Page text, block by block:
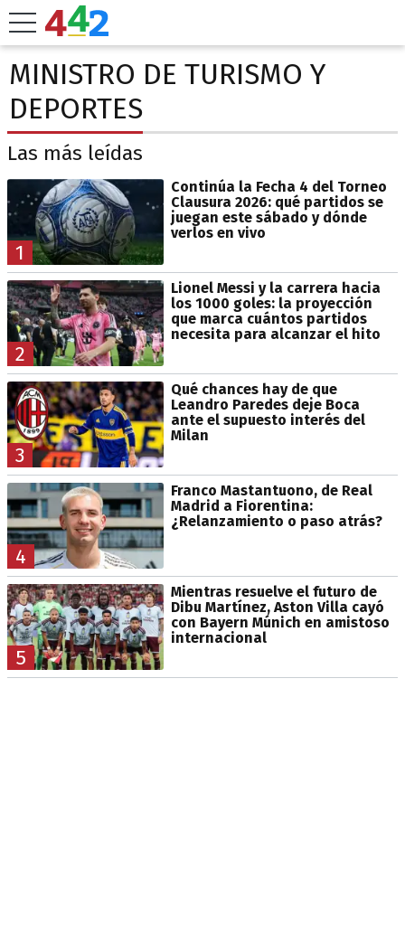
MINISTRO DE TURISMO Y
DEPORTES
Las más leídas
1
Continúa la Fecha 4 del Torneo
Clausura 2026: qué partidos se
juegan este sábado y dónde
verlos en vivo
2
Lionel Messi y la carrera hacia
los 1000 goles: la proyección
que marca cuántos partidos
necesita para alcanzar el hito
3
Qué chances hay de que
Leandro Paredes deje Boca
ante el supuesto interés del
Milan
4
Franco Mastantuono, de Real
Madrid a Fiorentina:
¿Relanzamiento o paso atrás?
5
Mientras resuelve el futuro de
Dibu Martínez, Aston Villa cayó
con Bayern Múnich en amistoso
internacional